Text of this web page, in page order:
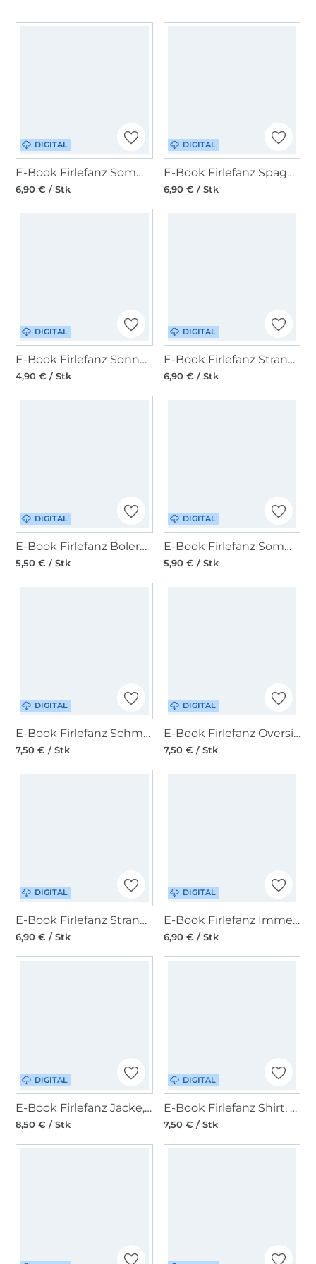
DIGITAL
E-Book Firlefanz Sommer-Top, Tunika, Kleid Kinder Orangella
6,90 € / Stk
DIGITAL
E-Book Firlefanz Spaghettiträger-Top Kinder Citronella
6,90 € / Stk
DIGITAL
E-Book Firlefanz Sonnenhut Limette
4,90 € / Stk
DIGITAL
E-Book Firlefanz Strandflieder Bikini & Tankini für Kinder
6,90 € / Stk
DIGITAL
E-Book Firlefanz Bolero-Jäckchen Abendstern Kinder
5,50 € / Stk
DIGITAL
E-Book Firlefanz Sommertop Lavanda Damen
5,90 € / Stk
DIGITAL
E-Book Firlefanz Schmales Kleid / Shirt Zaubernuss Kids
7,50 € / Stk
DIGITAL
E-Book Firlefanz Oversize Sweater Kinder Macadamia
7,50 € / Stk
DIGITAL
E-Book Firlefanz Strandflieder Badeanzug für Kinder
6,90 € / Stk
DIGITAL
E-Book Firlefanz Immergrün & Minigrün mit Add-On-Paket Kinder
6,90 € / Stk
DIGITAL
E-Book Firlefanz Jacke, Cardigan, Pullover Damen Pinia
8,50 € / Stk
DIGITAL
E-Book Firlefanz Shirt, Tunika, Kleid Kinder Koriander
7,50 € / Stk